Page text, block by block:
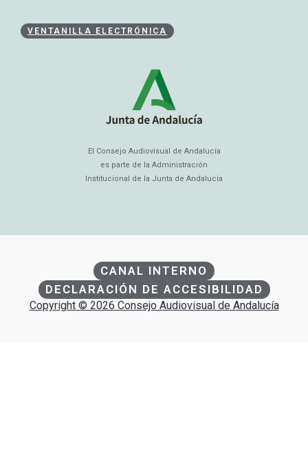
VENTANILLA ELECTRÓNICA
El Consejo Audiovisual de Andalucía
es parte de la Administración
Institucional de la Junta de Andalucía
CANAL INTERNO
DECLARACIÓN DE ACCESIBILIDAD
Copyright © 2026 Consejo Audiovisual de Andalucía